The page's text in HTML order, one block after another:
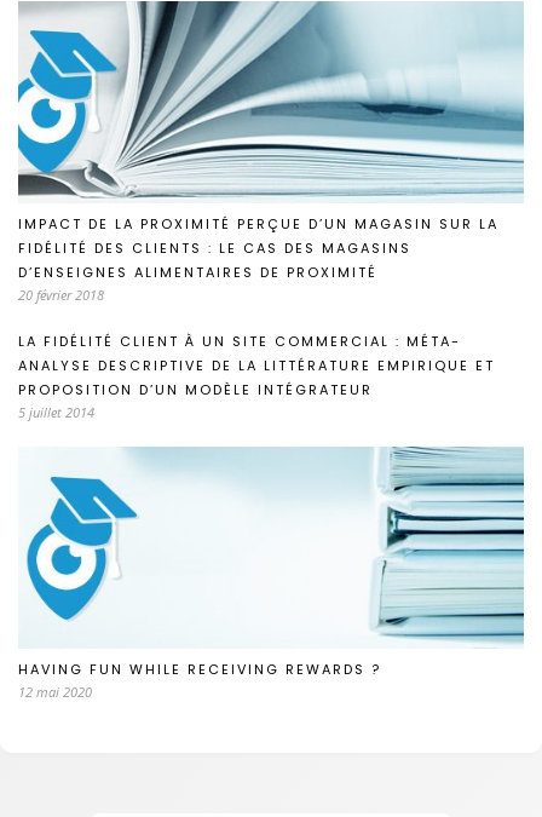
IMPACT DE LA PROXIMITÉ PERÇUE D’UN MAGASIN SUR LA
FIDÉLITÉ DES CLIENTS : LE CAS DES MAGASINS
D’ENSEIGNES ALIMENTAIRES DE PROXIMITÉ
20 février 2018
LA FIDÉLITÉ CLIENT À UN SITE COMMERCIAL : MÉTA-
ANALYSE DESCRIPTIVE DE LA LITTÉRATURE EMPIRIQUE ET
PROPOSITION D’UN MODÈLE INTÉGRATEUR
5 juillet 2014
HAVING FUN WHILE RECEIVING REWARDS ?
12 mai 2020